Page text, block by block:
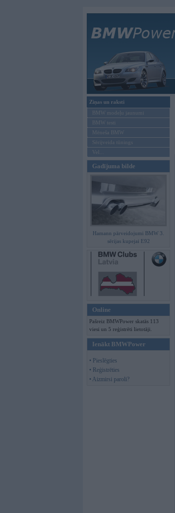
Ziņas un raksti
BMW modeļu jaunumi
BMW testi
Mēneša BMW
Sērijveida tūnings
Vel...
Gadījuma bilde
Hamann pārveidojumi BMW 3.
sērijas kupejai E92
Online
Pašreiz BMWPower skatās 113
viesi un 5 reģistrēti lietotāji.
Ienākt BMWPower
• Pieslēgties
• Reģistrēties
• Aizmirsi paroli?